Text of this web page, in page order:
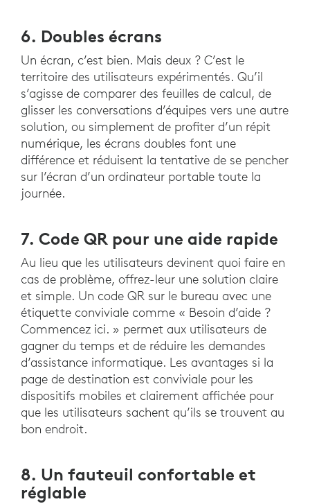
6. Doubles écrans
Un écran, c’est bien. Mais deux ? C’est le
territoire des utilisateurs expérimentés. Qu’il
s’agisse de comparer des feuilles de calcul, de
glisser les conversations d’équipes vers une autre
solution, ou simplement de profiter d’un répit
numérique, les écrans doubles font une
différence et réduisent la tentative de se pencher
sur l’écran d’un ordinateur portable toute la
journée.
7. Code QR pour une aide rapide
Au lieu que les utilisateurs devinent quoi faire en
cas de problème, offrez-leur une solution claire
et simple. Un code QR sur le bureau avec une
étiquette conviviale comme « Besoin d’aide ?
Commencez ici. » permet aux utilisateurs de
gagner du temps et de réduire les demandes
d’assistance informatique. Les avantages si la
page de destination est conviviale pour les
dispositifs mobiles et clairement affichée pour
que les utilisateurs sachent qu’ils se trouvent au
bon endroit.
8. Un fauteuil confortable et
réglable